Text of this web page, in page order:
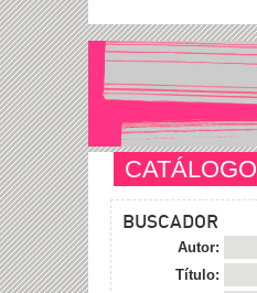
CATÁLOGO
BUSCADOR
Autor:
Título: